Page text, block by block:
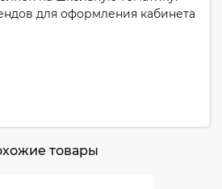
для оформления кабинета
товары